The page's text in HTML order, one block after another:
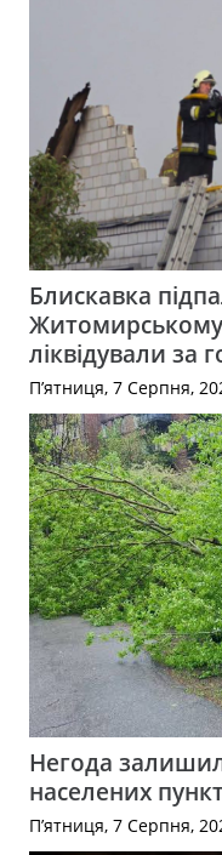
Блискавка
ліквідували за
П’ятниця, 7 Серпня,
Негода
населених
П’ятниця, 7 Серпня,